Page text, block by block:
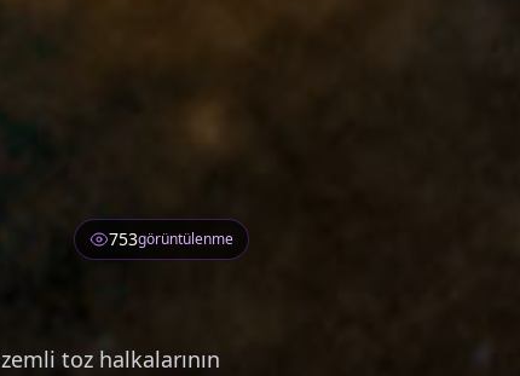
753görüntülenme
toz halkalarının